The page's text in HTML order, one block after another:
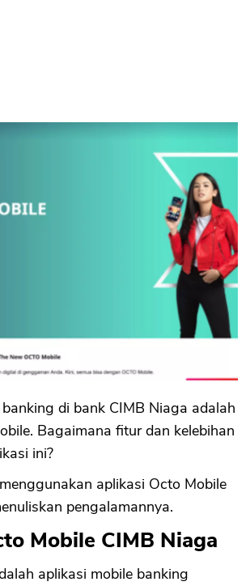
Bagaimana fitur dan kelebihan
ini?
aplikasi Octo Mobile
pengalamannya.
Mobile CIMB Niaga
aplikasi mobile banking